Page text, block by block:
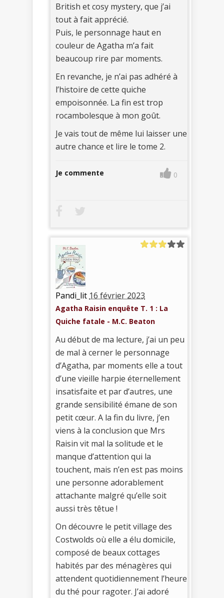
British et cosy mystery, que j’ai
tout à fait apprécié.
Puis, le personnage haut en
couleur de Agatha m’a fait
beaucoup rire par moments.
En revanche, je n’ai pas adhéré à
l’histoire de cette quiche
empoisonnée. La fin est trop
rocambolesque à mon goût.
Je vais tout de même lui laisser une
autre chance et lire le tome 2.
Je commente 0
Pandi_lit 16 février 2023
Agatha Raisin enquête T. 1 : La
Quiche fatale - M.C. Beaton
Au début de ma lecture, j’ai un peu
de mal à cerner le personnage
d’Agatha, par moments elle a tout
d’une vieille harpie éternellement
insatisfaite et par d’autres, une
grande sensibilité émane de son
petit cœur. A la fin du livre, j’en
viens à la conclusion que Mrs
Raisin vit mal la solitude et le
manque d’attention qui la
touchent, mais n’en est pas moins
une personne adorablement
attachante malgré qu’elle soit
aussi très têtue !
On découvre le petit village des
Costwolds où elle a élu domicile,
composé de beaux cottages
habités par des ménagères qui
attendent quotidiennement l’heure
du thé pour ragoter. J’ai adoré